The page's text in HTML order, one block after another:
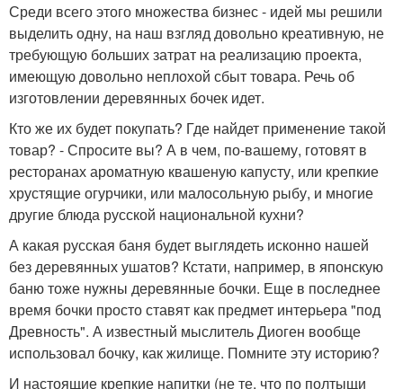
Среди всего этого множества бизнес - идей мы решили
выделить одну, на наш взгляд довольно креативную, не
требующую больших затрат на реализацию проекта,
имеющую довольно неплохой сбыт товара. Речь об
изготовлении деревянных бочек идет.
Кто же их будет покупать? Где найдет применение такой
товар? - Спросите вы? А в чем, по-вашему, готовят в
ресторанах ароматную квашеную капусту, или крепкие
хрустящие огурчики, или малосольную рыбу, и многие
другие блюда русской национальной кухни?
А какая русская баня будет выглядеть исконно нашей
без деревянных ушатов? Кстати, например, в японскую
баню тоже нужны деревянные бочки. Еще в последнее
время бочки просто ставят как предмет интерьера "под
Древность". А известный мыслитель Диоген вообще
использовал бочку, как жилище. Помните эту историю?
И настоящие крепкие напитки (не те, что по полтыщи